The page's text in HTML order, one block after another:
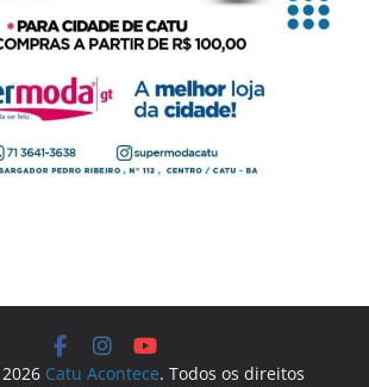
Catu Acontece. Todos os direitos